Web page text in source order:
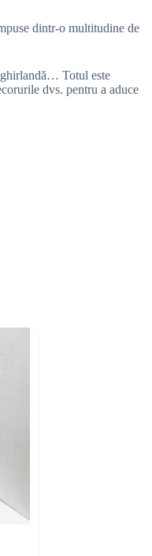
dintr-o multitudine de
ghirlandă… Totul este
dvs. pentru a aduce